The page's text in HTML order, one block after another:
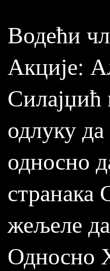
Водећи
Акције:
Силајџић
одлуку
односно
странака
жељеле
Односно